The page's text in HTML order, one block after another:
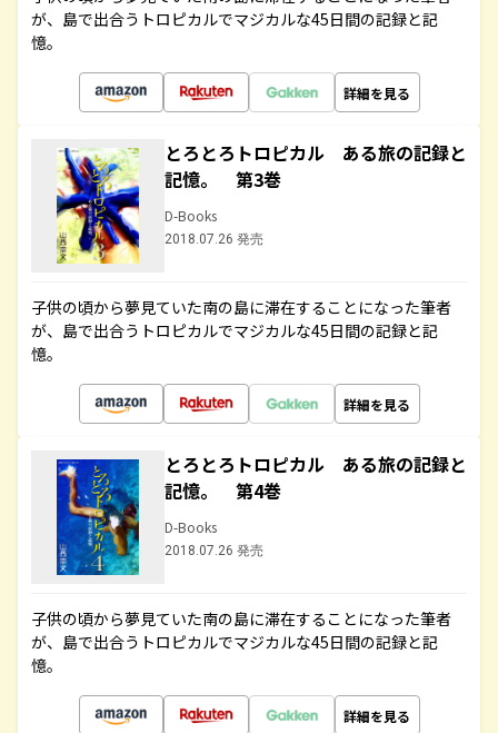
が、島で出合うトロピカルでマジカルな45日間の記録と記
憶。
詳細を見る
とろとろトロピカル ある旅の記録と
記憶。 第3巻
D-Books
2018.07.26 発売
子供の頃から夢見ていた南の島に滞在することになった筆者
が、島で出合うトロピカルでマジカルな45日間の記録と記
憶。
詳細を見る
とろとろトロピカル ある旅の記録と
記憶。 第4巻
D-Books
2018.07.26 発売
子供の頃から夢見ていた南の島に滞在することになった筆者
が、島で出合うトロピカルでマジカルな45日間の記録と記
憶。
詳細を見る